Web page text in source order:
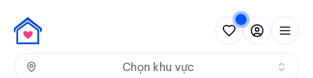
Chọn khu vực